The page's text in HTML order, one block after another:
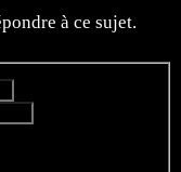
à ce sujet.